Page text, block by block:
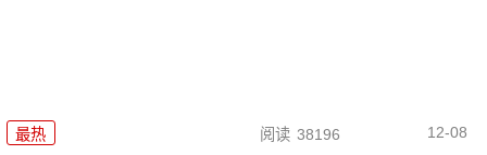
最热 阅读 38196 12-08